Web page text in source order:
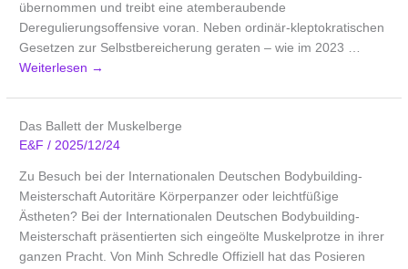
übernommen und treibt eine atemberaubende
Deregulierungsoffensive voran. Neben ordinär-kleptokratischen
Gesetzen zur Selbstbereicherung geraten – wie im 2023 …
Weiterlesen →
Das Ballett der Muskelberge
E&F/2025/12/24
Zu Besuch bei der Internationalen Deutschen Bodybuilding-
Meisterschaft Autoritäre Körperpanzer oder leichtfüßige
Ästheten? Bei der Internationalen Deutschen Bodybuilding-
Meisterschaft präsentierten sich eingeölte Muskelprotze in ihrer
ganzen Pracht. Von Minh Schredle Offiziell hat das Posieren